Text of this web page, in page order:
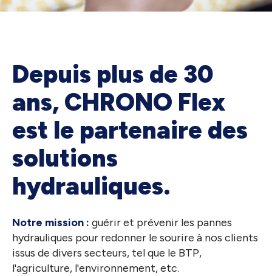
Depuis plus de 30
ans, CHRONO Flex
est le partenaire des
solutions
hydrauliques.
Notre mission : guérir et prévenir les pannes
hydrauliques pour redonner le sourire à nos clients
issus de divers secteurs, tel que le BTP,
l'agriculture, l'environnement, etc.